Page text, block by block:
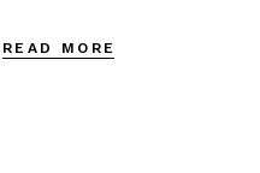
READ MORE